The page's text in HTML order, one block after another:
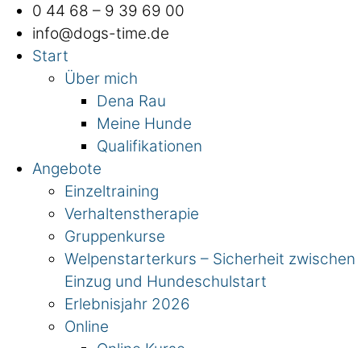
Zum
Inhalt
springen
0 44 68 – 9 39 69 00
info@dogs-time.de
Start
Über mich
Dena Rau
Meine Hunde
Qualifikationen
Angebote
Einzeltraining
Verhaltenstherapie
Gruppenkurse
Welpenstarterkurs – Sicherheit zwischen
Einzug und Hundeschulstart
Erlebnisjahr 2026
Online